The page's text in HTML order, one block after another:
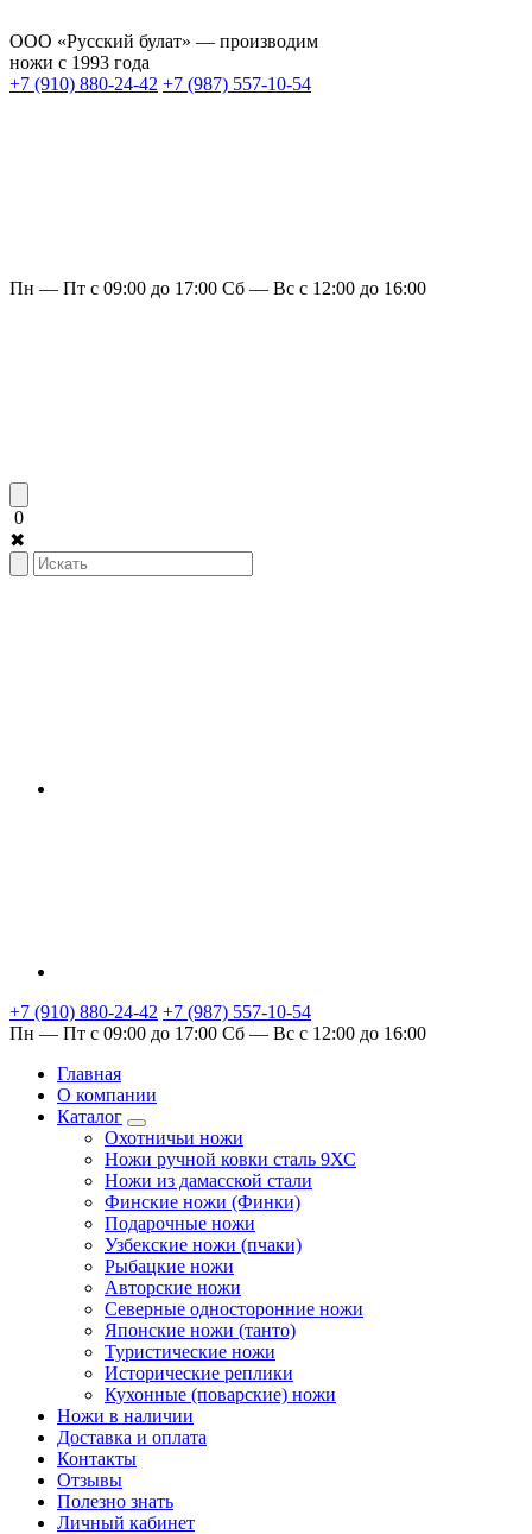
ООО «Русский булат» — производим
ножи с 1993 года
+7 (910) 880-24-42 +7 (987) 557-10-54
Пн — Пт с 09:00 до 17:00 Сб — Вс с 12:00 до 16:00
0
✖
+7 (910) 880-24-42 +7 (987) 557-10-54
Пн — Пт с 09:00 до 17:00 Сб — Вс с 12:00 до 16:00
Главная
О компании
Каталог
Охотничьи ножи
Ножи ручной ковки сталь 9ХС
Ножи из дамасской стали
Финские ножи (Финки)
Подарочные ножи
Узбекские ножи (пчаки)
Рыбацкие ножи
Авторские ножи
Северные односторонние ножи
Японские ножи (танто)
Туристические ножи
Исторические реплики
Кухонные (поварские) ножи
Ножи в наличии
Доставка и оплата
Контакты
Отзывы
Полезно знать
Личный кабинет